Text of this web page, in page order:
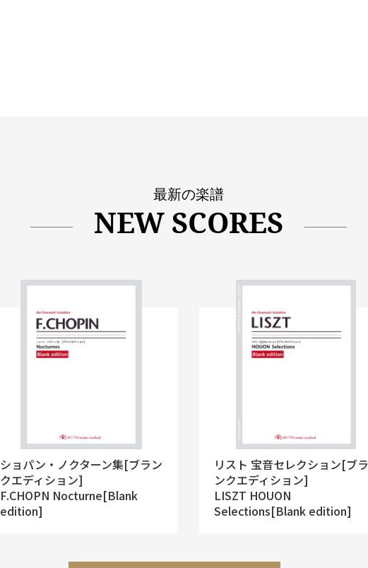
最新の楽譜
NEW SCORES
ショパン・ノクターン集[ブラン
クエディション]
F.CHOPN Nocturne[Blank
edition]
リスト 宝音セレクション[ブラ
ンクエディション]
LISZT HOUON
Selections[Blank edition]